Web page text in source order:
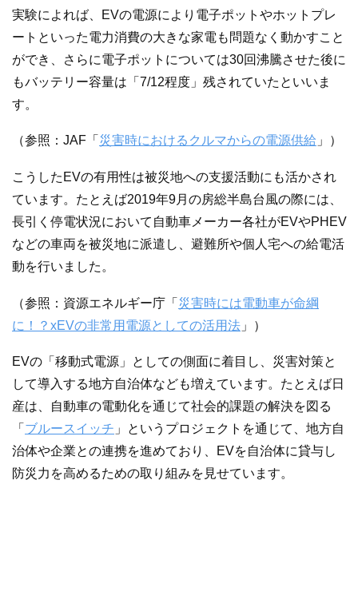
実験によれば、EVの電源により電子ポットやホットプレ
ートといった電力消費の大きな家電も問題なく動かすこと
ができ、さらに電子ポットについては30回沸騰させた後に
もバッテリー容量は「7/12程度」残されていたといいま
す。
（参照：JAF「 災害時におけるクルマからの電源供給 」）
こうしたEVの有用性は被災地への支援活動にも活かされ
ています。たとえば2019年9月の房総半島台風の際には、
長引く停電状況において自動車メーカー各社がEVやPHEV
などの車両を被災地に派遣し、避難所や個人宅への給電活
動を行いました。
（参照：資源エネルギー庁「 災害時には電動車が命綱
に！？xEVの非常用電源としての活用法 」）
EVの「移動式電源」としての側面に着目し、災害対策と
して導入する地方自治体なども増えています。たとえば日
産は、自動車の電動化を通じて社会的課題の解決を図る
「 ブルースイッチ 」というプロジェクトを通じて、地方自
治体や企業との連携を進めており、EVを自治体に貸与し
防災力を高めるための取り組みを見せています。